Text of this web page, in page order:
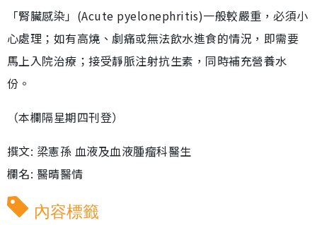
「腎臟感染」(Acute pyelonephritis)一般較嚴重，必須小
心處理；如有高燒、劇痛或無法飲水進食的情況，即需要
馬上入院治療；接受靜脈注射抗生素，同時補充營養水
份。
（本欄隔星期四刊登）
撰文: 梁憲孫 血液及血液腫瘤科醫生
欄名: 醫晴醫情
內容標籤